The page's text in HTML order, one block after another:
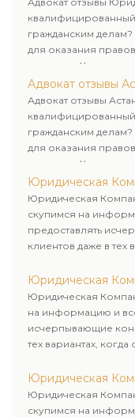
гражданским
для оказания
клиентам.
юридических лиц.
клиенту.
Адвокат отзывы
Адвокат отзывы
гражданским
для оказания
клиентам.
юридических лиц.
клиенту.
Юридическая
Юридическая
скупимся на
предоставлять
клиентов даже в тех
пользовались
Юридическая
Юридическая
на информацию и
исчерпывающие
тех вариантах,
юридическими
Юридическая
Юридическая
скупимся на